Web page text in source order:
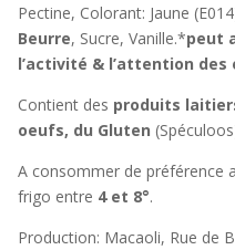
Pectine, Colorant: Jaune
Beurre, Sucre, Vanille.*peut
l’activité & l’attention des
Contient des produits
oeufs, du Gluten
A consommer de
frigo entre 4 et 8°.
Production: Macaoli, Rue de